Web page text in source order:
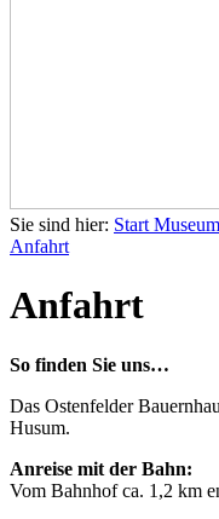
Sie sind hier: Start
Anfahrt
Anfahrt
So finden Sie uns…
Das Ostenfelder
Husum.
Anreise mit der Bahn:
Vom Bahnhof ca. 1,2 km